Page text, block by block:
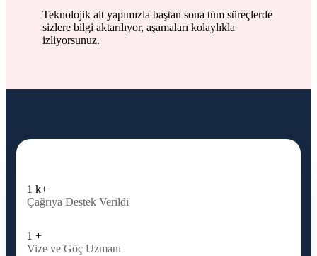
Teknolojik alt yapımızla baştan sona tüm süreçlerde
sizlere bilgi aktarılıyor, aşamaları kolaylıkla
izliyorsunuz.
1 k+
Çağrıya Destek Verildi
1 +
Vize ve Göç Uzmanı